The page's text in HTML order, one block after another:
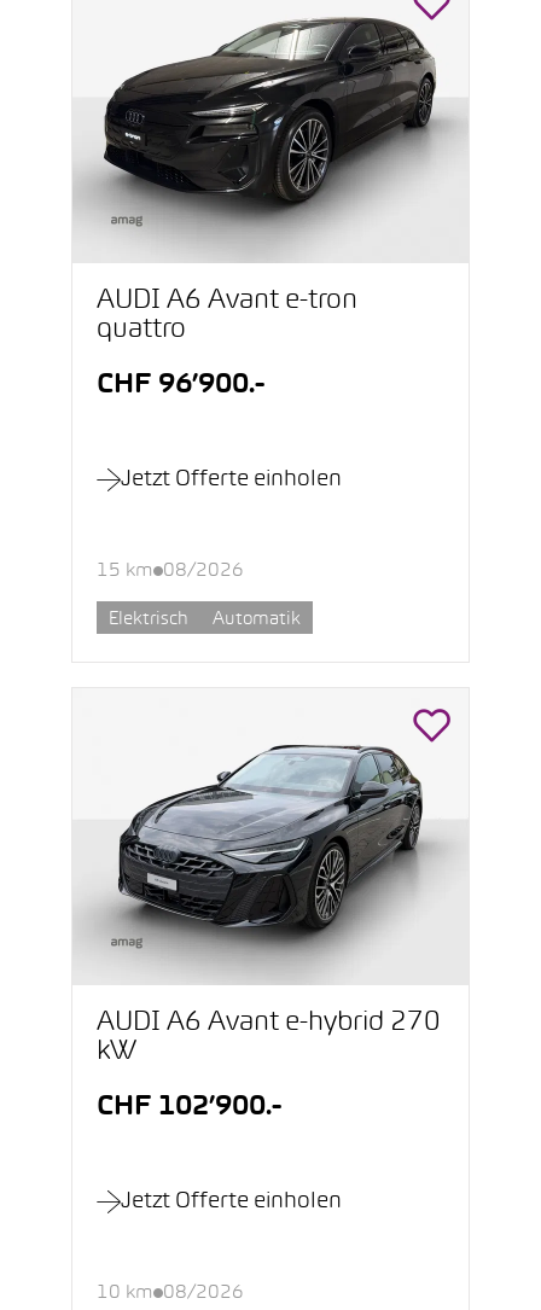
AUDI A6 Avant e-tron
quattro
CHF 96’900.-
Jetzt Offerte einholen
15 km 08/2026
Elektrisch Automatik
AUDI A6 Avant e-hybrid 270
kW
CHF 102’900.-
Jetzt Offerte einholen
10 km 08/2026